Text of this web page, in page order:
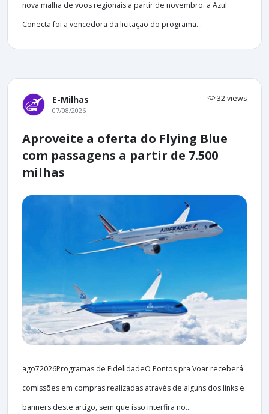
nova malha de voos regionais a partir de novembro: a Azul
Conecta foi a vencedora da licitação do programa...
E-Milhas 32 views
07/08/2026
Aproveite a oferta do Flying Blue
com passagens a partir de 7.500
milhas
ago72026Programas de FidelidadeO Pontos pra Voar receberá
comissões em compras realizadas através de alguns dos links e
banners deste artigo, sem que isso interfira no...